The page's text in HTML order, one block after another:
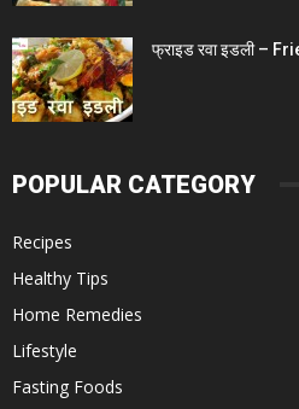
फ्राइड रवा इडली –
POPULAR CATEGORY
Recipes
Healthy Tips
Home Remedies
Lifestyle
Fasting Foods